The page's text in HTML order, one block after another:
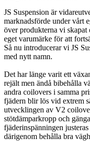
JS Suspension är
marknadsförde under vårt
över produkterna vi
eget varumärke för att
Så nu introducerar vi JS
med nytt namn.
Det har länge varit ett
rejält men ändå bibehålla
andra coilovers i samma
fjädern blir lös vid extrem
utvecklingen av V2
stötdämparkropp och
fjäderinspänningen
därigenom behålla bra